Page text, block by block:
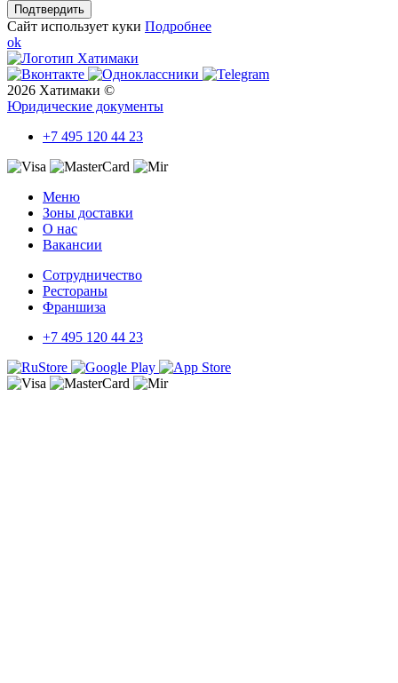
Подтвердить
Сайт использует куки Подробнее
ok
2026 Хатимаки ©
Юридические документы
+7 495 120 44 23
Меню
Зоны доставки
О нас
Вакансии
Сотрудничество
Рестораны
Франшиза
+7 495 120 44 23